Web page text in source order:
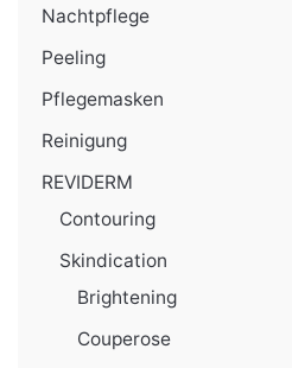
Nachtpflege
Peeling
Pflegemasken
Reinigung
REVIDERM
Contouring
Skindication
Brightening
Couperose